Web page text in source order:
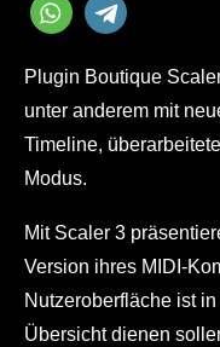
Plugin Boutique
unter anderem mit
Timeline,
Modus.
Mit Scaler 3
Version ihres MIDI-
Nutzeroberfläche ist
Übersicht dienen